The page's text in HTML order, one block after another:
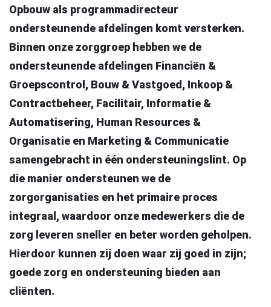
Opbouw als programmadirecteur
ondersteunende afdelingen komt versterken.
Binnen onze zorggroep hebben we de
ondersteunende afdelingen Financiën &
Groepscontrol, Bouw & Vastgoed, Inkoop &
Contractbeheer, Facilitair, Informatie &
Automatisering, Human Resources &
Organisatie en Marketing & Communicatie
samengebracht in één ondersteuningslint. Op
die manier ondersteunen we de
zorgorganisaties en het primaire proces
integraal, waardoor onze medewerkers die de
zorg leveren sneller en beter worden geholpen.
Hierdoor kunnen zij doen waar zij goed in zijn;
goede zorg en ondersteuning bieden aan
cliënten.